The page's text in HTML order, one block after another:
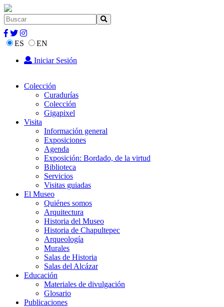
ES
EN
Iniciar Sesión
Colección
Curadurías
Colección
Gigapixel
Visita
Información general
Exposiciones
Agenda
Exposición: Bordado, de la virtud
Biblioteca
Servicios
Visitas guiadas
El Museo
Quiénes somos
Arquitectura
Historia del Museo
Historia de Chapultepec
Arqueología
Murales
Salas de Historia
Salas del Alcázar
Educación
Materiales de divulgación
Glosario
Publicaciones